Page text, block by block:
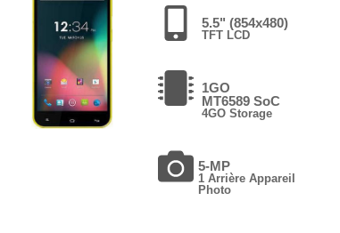
5.5" (854x480)
TFT LCD
1GO
MT6589 SoC
4GO Storage
5-MP
1 Arrière Appareil
Photo